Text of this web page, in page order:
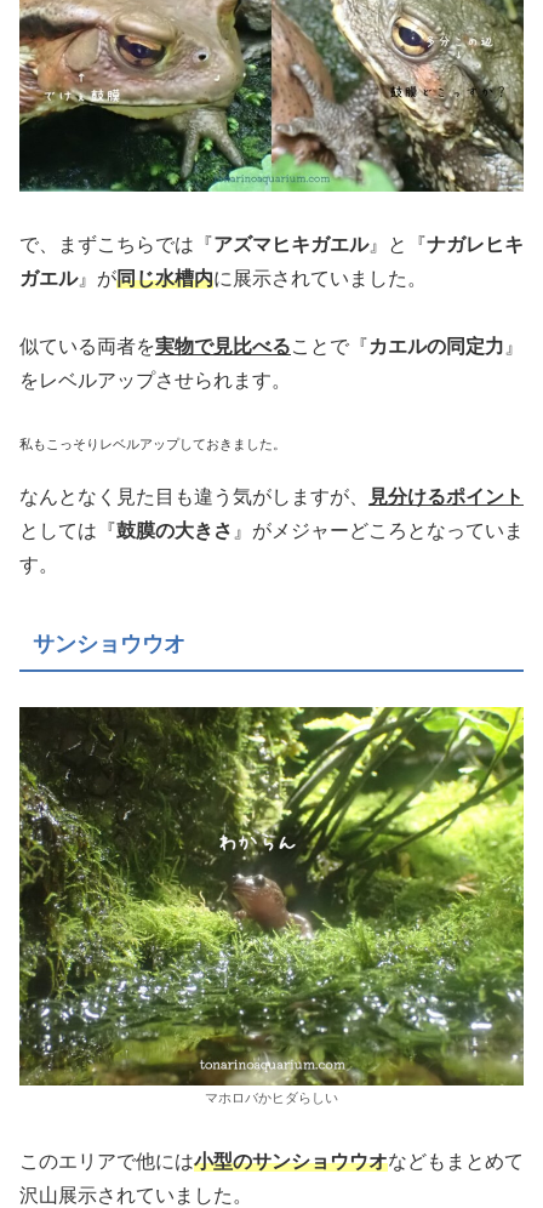
で、まずこちらでは『アズマヒキガエル』と『ナガレヒキ
ガエル』が同じ水槽内に展示されていました。
似ている両者を実物で見比べることで『カエルの同定力 』
をレベルアップさせられます。
私もこっそりレベルアップしておきました。
なんとなく見た目も違う気がしますが、
見分けるポイント
としては『鼓膜の大きさ 』がメジャーどころとなっていま
す。
サンショウウオ
マホロバかヒダらしい
このエリアで他には小型のサンショウウオなどもまとめて
沢山展示されていました。